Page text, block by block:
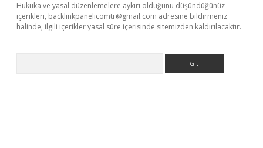
Hukuka ve yasal düzenlemelere aykırı olduğunu düşündüğünüz
içerikleri, backlinkpanelicomtr@gmail.com adresine bildirmeniz
halinde, ilgili içerikler yasal süre içerisinde sitemizden kaldırılacaktır.